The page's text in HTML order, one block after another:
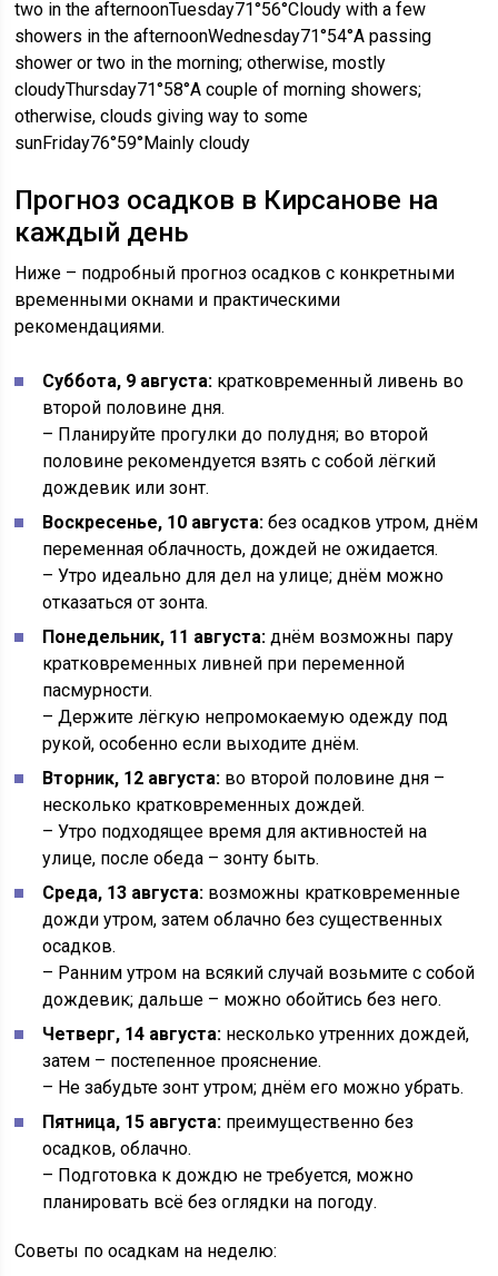
two in the afternoonTuesday71°56°Cloudy with a few
showers in the afternoonWednesday71°54°A passing
shower or two in the morning; otherwise, mostly
cloudyThursday71°58°A couple of morning showers;
otherwise, clouds giving way to some
sunFriday76°59°Mainly cloudy
Прогноз осадков в Кирсанове на
каждый день
Ниже – подробный прогноз осадков с конкретными
временными окнами и практическими
рекомендациями.
Суббота, 9 августа: кратковременный ливень во
второй половине дня.
– Планируйте прогулки до полудня; во второй
половине рекомендуется взять с собой лёгкий
дождевик или зонт.
Воскресенье, 10 августа: без осадков утром, днём
переменная облачность, дождей не ожидается.
– Утро идеально для дел на улице; днём можно
отказаться от зонта.
Понедельник, 11 августа: днём возможны пару
кратковременных ливней при переменной
пасмурности.
– Держите лёгкую непромокаемую одежду под
рукой, особенно если выходите днём.
Вторник, 12 августа: во второй половине дня –
несколько кратковременных дождей.
– Утро подходящее время для активностей на
улице, после обеда – зонту быть.
Среда, 13 августа: возможны кратковременные
дожди утром, затем облачно без существенных
осадков.
– Ранним утром на всякий случай возьмите с собой
дождевик; дальше – можно обойтись без него.
Четверг, 14 августа: несколько утренних дождей,
затем – постепенное прояснение.
– Не забудьте зонт утром; днём его можно убрать.
Пятница, 15 августа: преимущественно без
осадков, облачно.
– Подготовка к дождю не требуется, можно
планировать всё без оглядки на погоду.
Советы по осадкам на неделю: